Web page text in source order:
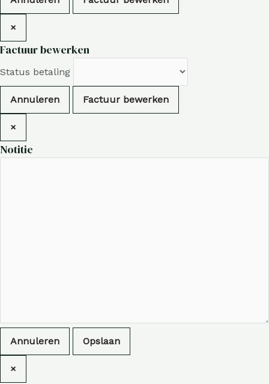
×
Factuur bewerken
Status betaling
Annuleren Factuur bewerken
×
Notitie
Annuleren Opslaan
×